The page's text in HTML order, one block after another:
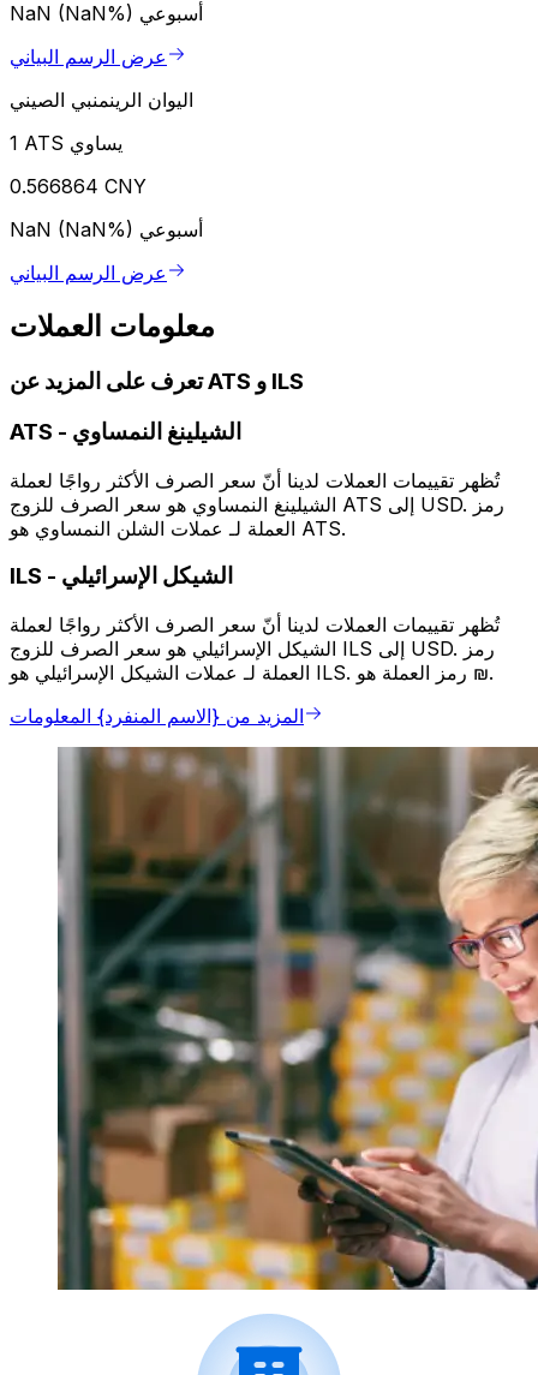
NaN (NaN%) أسبوعي
عرض الرسم البياني
اليوان الرينمنبي الصيني
1 ATS يساوي
0.566864 CNY
NaN (NaN%) أسبوعي
عرض الرسم البياني
معلومات العملات
تعرف على المزيد عن ATS و ILS
ATS - الشيلينغ النمساوي
تُظهر تقييمات العملات لدينا أنّ سعر الصرف الأكثر رواجًا لعملة
الشيلينغ النمساوي هو سعر الصرف للزوج ATS إلى USD. رمز
العملة لـ عملات الشلن النمساوي هو ATS.
ILS - الشيكل الإسرائيلي
تُظهر تقييمات العملات لدينا أنّ سعر الصرف الأكثر رواجًا لعملة
الشيكل الإسرائيلي هو سعر الصرف للزوج ILS إلى USD. رمز
العملة لـ عملات الشيكل الإسرائيلي هو ILS. رمز العملة هو ₪.
المزيد من {الاسم المنفرد} المعلومات